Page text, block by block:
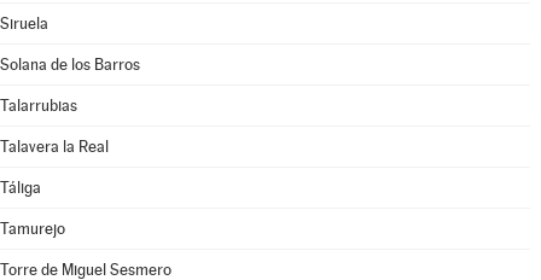
Siruela
Solana de los Barros
Talarrubias
Talavera la Real
Táliga
Tamurejo
Torre de Miguel Sesmero